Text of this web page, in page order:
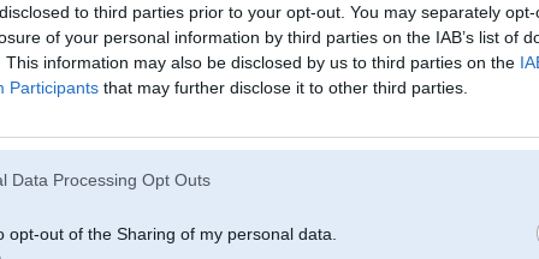
to third parties prior to your opt-out. You may separately
of your personal information by third parties on the IAB’s list of
This information may also be disclosed by us to third parties on the
Participants that may further disclose it to other third parties.
Data Processing Opt Outs
opt-out of the Sharing of my personal data.
22. Apr 2025, 14:11
2101 šķiet ka nāca tāds krietni mazāks par 1din
https://ibb.co/DHn6ng8Q
Par pīkstuļiem neesmu varbūt starā, bet kopumā netraucē, gribēju ielikt